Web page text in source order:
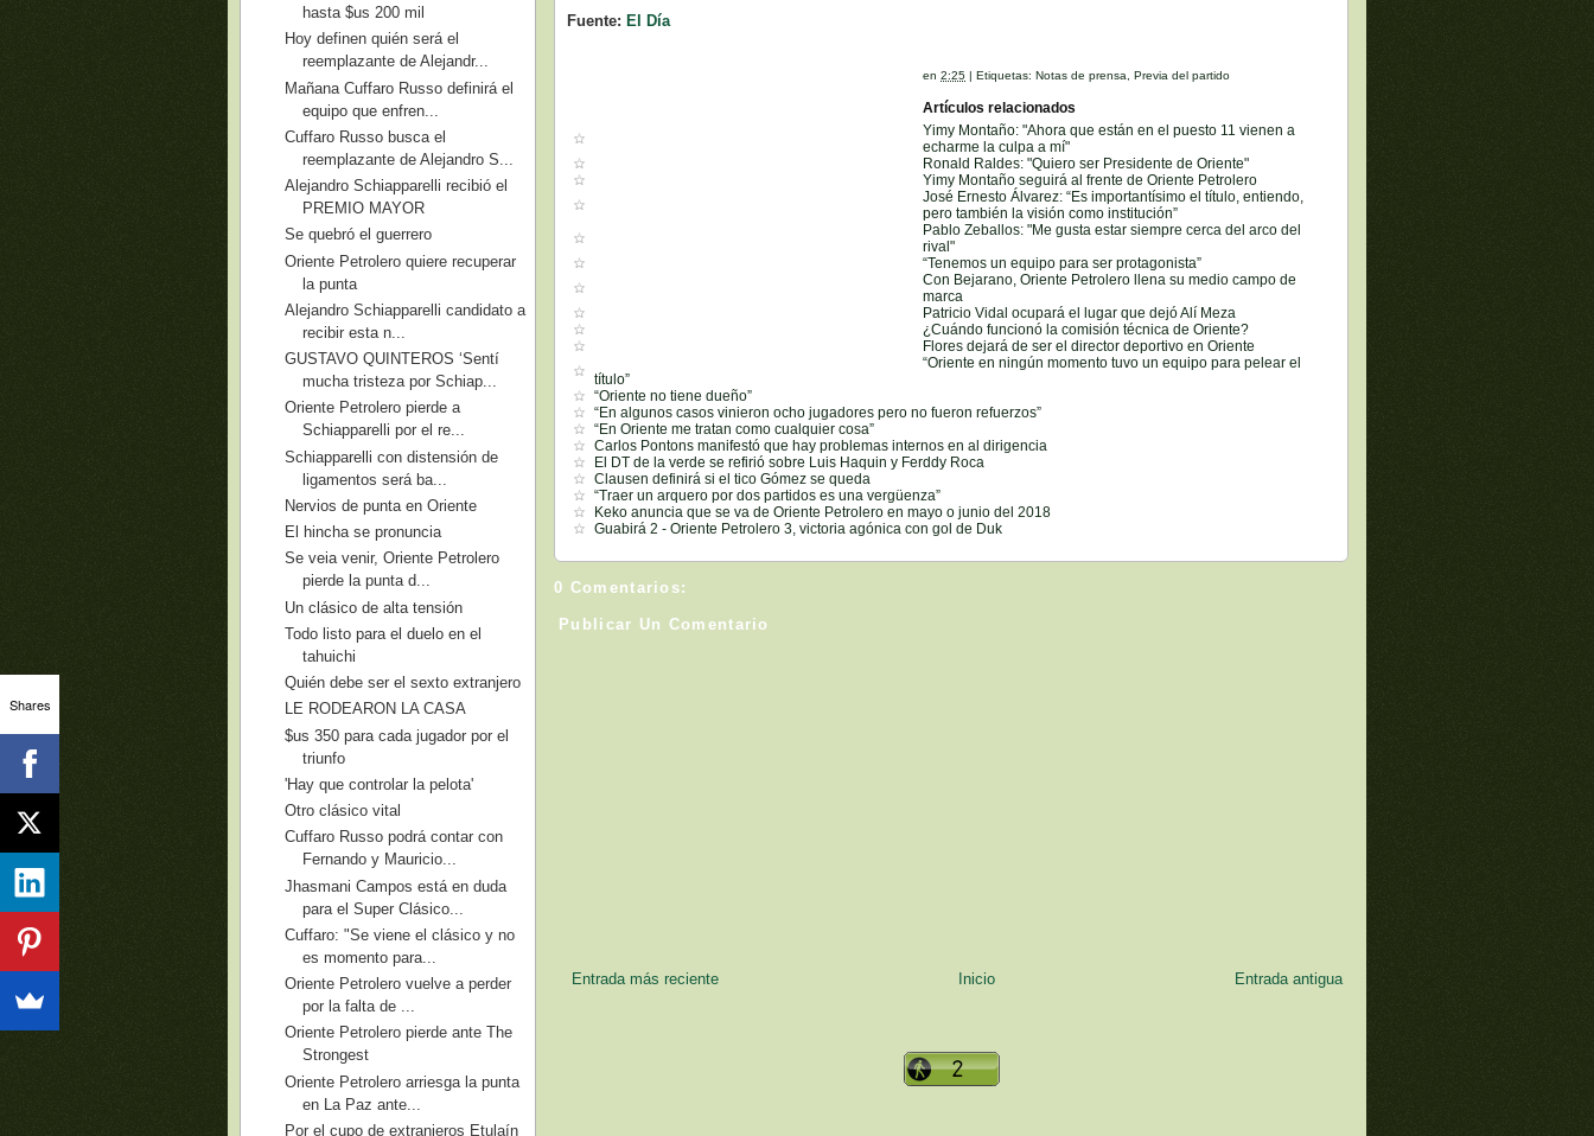
Fuente: El Día
en2:25 |Etiquetas:Notas de prensa ,Previa del partido
Artículos relacionados
Yimy Montaño: "Ahora que están en el puesto 11 vienen a
echarme la culpa a mí"
Ronald Raldes: "Quiero ser Presidente de Oriente"
Yimy Montaño seguirá al frente de Oriente Petrolero
José Ernesto Álvarez: “Es importantísimo el título, entiendo,
pero también la visión como institución”
Pablo Zeballos: "Me gusta estar siempre cerca del arco del
rival"
“Tenemos un equipo para ser protagonista”
Con Bejarano, Oriente Petrolero llena su medio campo de
marca
Patricio Vidal ocupará el lugar que dejó Alí Meza
¿Cuándo funcionó la comisión técnica de Oriente?
Flores dejará de ser el director deportivo en Oriente
“Oriente en ningún momento tuvo un equipo para pelear el
título”
“Oriente no tiene dueño”
“En algunos casos vinieron ocho jugadores pero no fueron refuerzos”
“En Oriente me tratan como cualquier cosa”
Carlos Pontons manifestó que hay problemas internos en al dirigencia
El DT de la verde se refirió sobre Luis Haquin y Ferddy Roca
Clausen definirá si el tico Gómez se queda
“Traer un arquero por dos partidos es una vergüenza”
Keko anuncia que se va de Oriente Petrolero en mayo o junio del 2018
Guabirá 2 - Oriente Petrolero 3, victoria agónica con gol de Duk
0 Comentarios:
Publicar Un Comentario
Entrada más reciente Entrada antigua
Inicio
hasta $us 200 mil
Hoy definen quién será el
reemplazante de Alejandr...
Mañana Cuffaro Russo definirá el
equipo que enfren...
Cuffaro Russo busca el
reemplazante de Alejandro S...
Alejandro Schiapparelli recibió el
PREMIO MAYOR
Se quebró el guerrero
Oriente Petrolero quiere recuperar
la punta
Alejandro Schiapparelli candidato a
recibir esta n...
GUSTAVO QUINTEROS ‘Sentí
mucha tristeza por Schiap...
Oriente Petrolero pierde a
Schiapparelli por el re...
Schiapparelli con distensión de
ligamentos será ba...
Nervios de punta en Oriente
El hincha se pronuncia
Se veia venir, Oriente Petrolero
pierde la punta d...
Un clásico de alta tensión
Todo listo para el duelo en el
tahuichi
Quién debe ser el sexto extranjero
LE RODEARON LA CASA
$us 350 para cada jugador por el
triunfo
'Hay que controlar la pelota'
Otro clásico vital
Cuffaro Russo podrá contar con
Fernando y Mauricio...
Jhasmani Campos está en duda
para el Super Clásico...
Cuffaro: "Se viene el clásico y no
es momento para...
Oriente Petrolero vuelve a perder
por la falta de ...
Oriente Petrolero pierde ante The
Strongest
Oriente Petrolero arriesga la punta
en La Paz ante...
Por el cupo de extranjeros Etulaín
Shares